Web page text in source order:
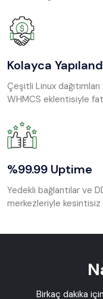
Kolayca
Çeşitli Linux
WHMCS eklentisiyle
%99.99 Uptime
Yedekli bağlantılar ve
merkezleriyle kesintisiz
Birkaç dakika